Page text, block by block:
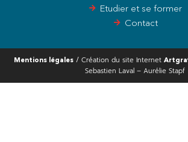
Etudier et se former
Contact
Mentions légales / Création du site Internet
Sebastien Laval – Aurélie Stapf